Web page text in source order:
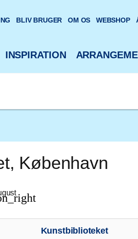
INSPIRATION
BLIV BRUGER OM OS WEBSHOP
København
Kunstbiblioteket